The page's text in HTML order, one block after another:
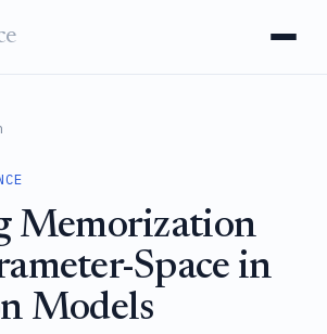
Memorization
Space in
Models